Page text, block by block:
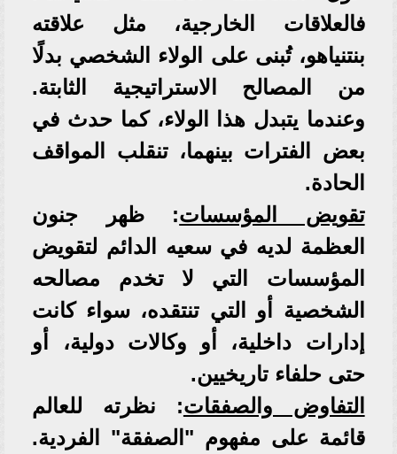
فالعلاقات الخارجية، مثل علاقته
بنتنياهو، تُبنى على الولاء الشخصي بدلًا
من المصالح الاستراتيجية الثابتة.
وعندما يتبدل هذا الولاء، كما حدث في
بعض الفترات بينهما، تنقلب المواقف
الحادة.
تقويض المؤسسات: ظهر جنون
العظمة لديه في سعيه الدائم لتقويض
المؤسسات التي لا تخدم مصالحه
الشخصية أو التي تنتقده، سواء كانت
إدارات داخلية، أو وكالات دولية، أو
حتى حلفاء تاريخيين.
التفاوض والصفقات: نظرته للعالم
قائمة على مفهوم "الصفقة" الفردية.